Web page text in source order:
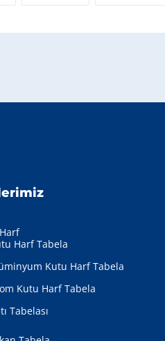
Harf Tabela
Kutu Harf Tabela
Kutu Harf Tabela
Tabelası